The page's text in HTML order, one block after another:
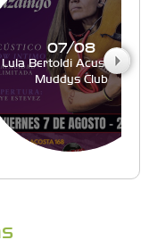
07/08
Lula Bertoldi Acustico en
Muddys Club